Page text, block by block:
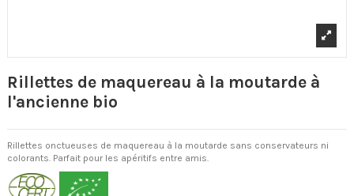
Rillettes de maquereau à la moutarde à
l'ancienne bio
Rillettes onctueuses de maquereau à la moutarde sans conservateurs ni
colorants. Parfait pour les apéritifs entre amis.